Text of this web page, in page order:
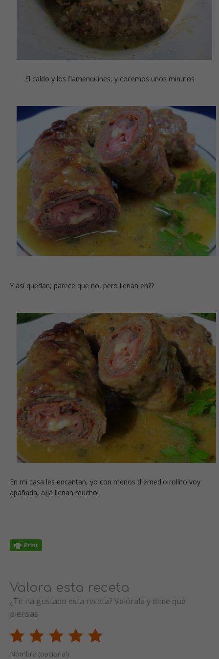
El caldo y los flamenquines, y cocemos unos minutos
Y así quedan, parece que no, pero llenan eh??
En mi casa les encantan, yo con menos d emedio rollito voy
apañada, ajja llenan mucho!
Valora esta receta
¿Te ha gustado esta receta? Valórala y dime qué
piensas
Nombre (opcional)